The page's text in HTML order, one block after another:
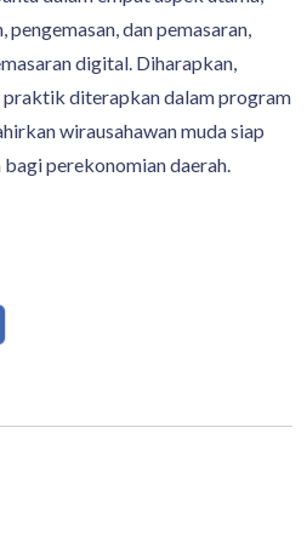
dan pemasaran,
digital. Diharapkan,
diterapkan dalam program
wirausahawan muda siap
perekonomian daerah.